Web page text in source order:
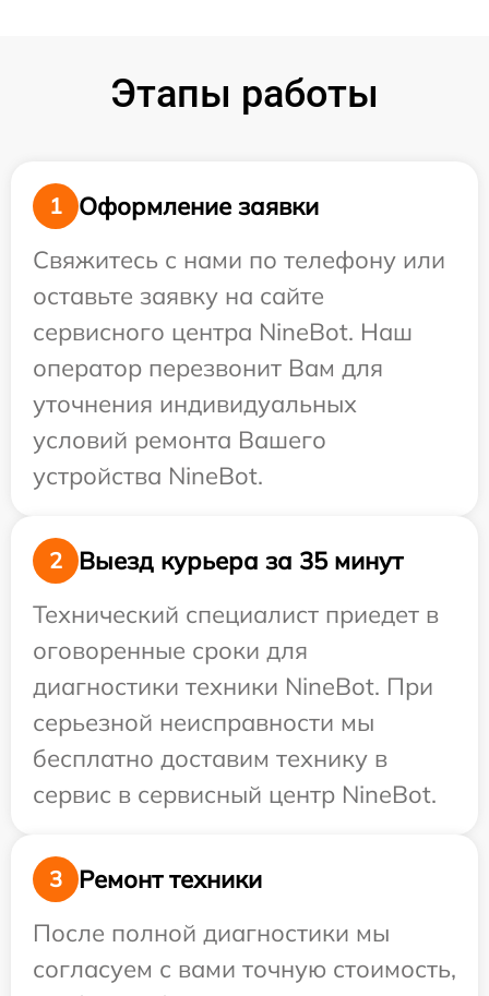
Этапы работы
1
Оформление заявки
Свяжитесь с нами по телефону или
оставьте заявку на сайте
сервисного центра NineBot. Наш
оператор перезвонит Вам для
уточнения индивидуальных
условий ремонта Вашего
устройства NineBot.
2
Выезд курьера за 35 минут
Технический специалист приедет в
оговоренные сроки для
диагностики техники NineBot. При
серьезной неисправности мы
бесплатно доставим технику в
сервис в сервисный центр NineBot.
3
Ремонт техники
После полной диагностики мы
согласуем с вами точную стоимость,